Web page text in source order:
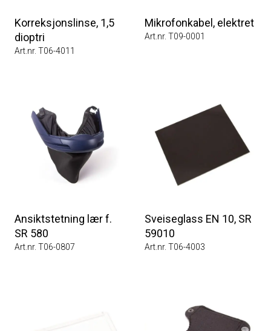
Korreksjonslinse, 1,5
dioptri
Art.nr. T06-4011
Mikrofonkabel, elektret
Art.nr. T09-0001
Ansiktstetning lær f.
SR 580
Art.nr. T06-0807
Sveiseglass EN 10, SR
59010
Art.nr. T06-4003